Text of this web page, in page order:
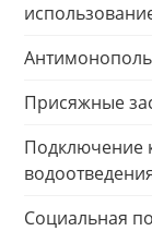
Присяжные
Подключение
Социальная